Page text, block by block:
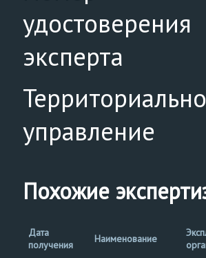
удостоверения
эксперта
управление
Похожие
Дата
получения
Наименование